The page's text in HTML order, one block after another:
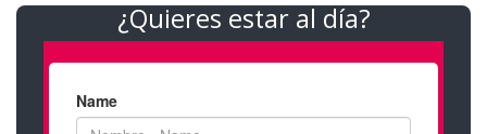
¿Quieres estar al día?